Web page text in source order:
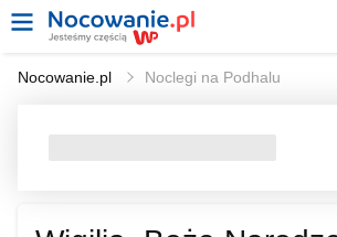
Nocowanie.pl Noclegi na Podhalu